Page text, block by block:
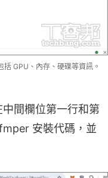
GPU、內存、硬碟等資訊。
間欄位第一行和第
安裝代碼，並